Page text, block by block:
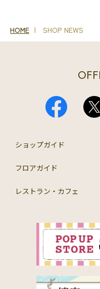
HOME SHOP NEWS
ショップガイド
フロアガイド
レストラン・カフェ